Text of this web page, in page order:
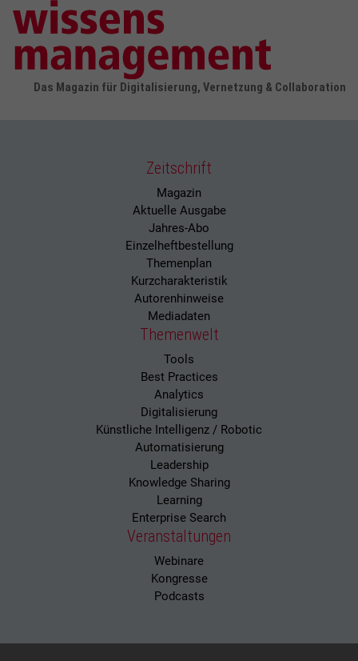
Das Magazin für Digitalisierung, Vernetzung & Collaboration
Zeitschrift
Magazin
Aktuelle Ausgabe
Jahres-Abo
Einzelheftbestellung
Themenplan
Kurzcharakteristik
Autorenhinweise
Mediadaten
Themenwelt
Tools
Best Practices
Analytics
Digitalisierung
Künstliche Intelligenz / Robotic
Automatisierung
Leadership
Knowledge Sharing
Learning
Enterprise Search
Veranstaltungen
Webinare
Kongresse
Podcasts